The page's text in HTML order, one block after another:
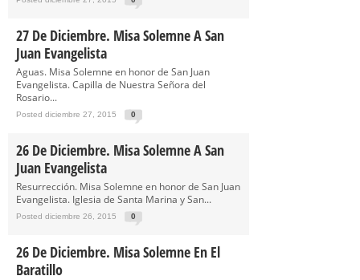
27 De Diciembre. Misa Solemne A San
Juan Evangelista
Aguas. Misa Solemne en honor de San Juan
Evangelista. Capilla de Nuestra Señora del
Rosario...
Posted diciembre 27, 2015 0
26 De Diciembre. Misa Solemne A San
Juan Evangelista
Resurrección. Misa Solemne en honor de San Juan
Evangelista. Iglesia de Santa Marina y San...
Posted diciembre 26, 2015 0
26 De Diciembre. Misa Solemne En El
Baratillo